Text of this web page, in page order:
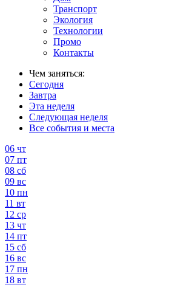
Транспорт
Экология
Технологии
Промо
Контакты
Чем заняться:
Сегодня
Завтра
Эта неделя
Следующая неделя
Все события и места
06 чт
07 пт
08 сб
09 вс
10 пн
11 вт
12 ср
13 чт
14 пт
15 сб
16 вс
17 пн
18 вт